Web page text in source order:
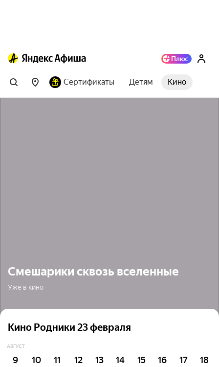
Сертификаты Детям Кино
Смешарики сквозь вселенные
Уже в кино
Кино Родники 23 февраля
АВГУСТ
9 10 11 12 13 14 15 16 17 18